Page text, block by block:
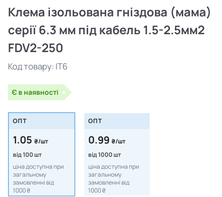
Клема ізольована гніздова (мама)
серії 6.3 мм під кабель 1.5-2.5мм2
FDV2-250
Код товару: IT6
Є в наявності
ОПТ
1.05 ₴/шт
від 100 шт
ціна доступна при
загальному
замовленні від
1000 ₴
ОПТ
0.99 ₴/шт
від 1000 шт
ціна доступна при
загальному
замовленні від
1000 ₴